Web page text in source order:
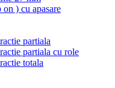
) cu apasare
partiala
partiala cu role
totala